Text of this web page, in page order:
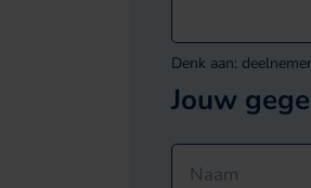
Denk aan:
Jouw
Naam